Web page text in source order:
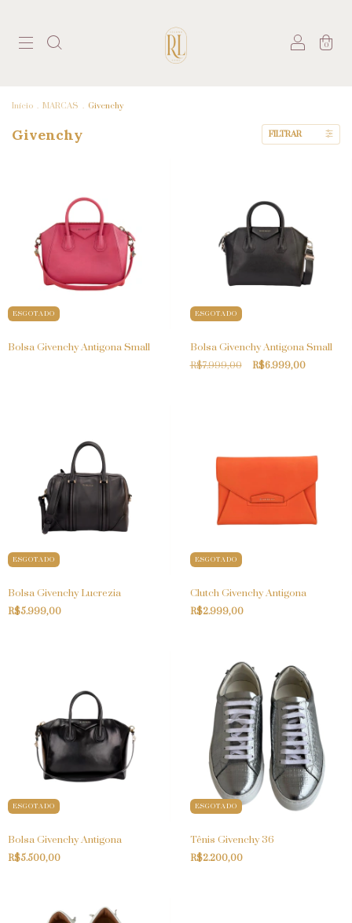
0
Início . MARCAS . Givenchy
Givenchy FILTRAR
ESGOTADO
Bolsa Givenchy Antigona Small
ESGOTADO
Bolsa Givenchy Antigona Small
R$7.999,00 R$6.999,00
ESGOTADO
Bolsa Givenchy Lucrezia
R$5.999,00
ESGOTADO
Clutch Givenchy Antigona
R$2.999,00
ESGOTADO
Bolsa Givenchy Antigona
R$5.500,00
ESGOTADO
Tênis Givenchy 36
R$2.200,00